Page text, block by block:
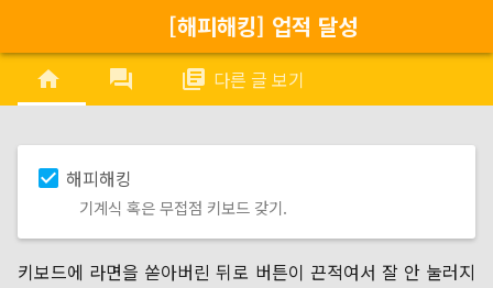
[해피해킹] 업적 달성
home forum library_books 다른 글 보기
check_box 해피해킹
기계식 혹은 무접점 키보드 갖기.
그리고 방에 불 다 꺼놓고 모니터만 켠 뒤, 마치 해커가 된
듯 키보드를 두드리다가, 갑작스레 해냈다는 듯 의자를 뒤
로 젖히며 이마의 땀을 닦고, 먹다 남긴 식은 피자를 베어
물기.
키보드에 라면을 쏟아버린 뒤로 버튼이 끈적여서 잘 안 눌러지